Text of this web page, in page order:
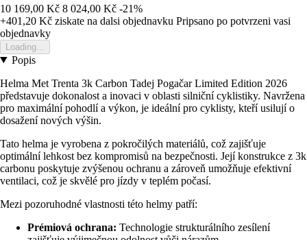
10 169,00 Kč 8 024,00 Kč -21%
+401,20 Kč ziskate na dalsi objednavku Pripsano po potvrzeni vasi
objednavky
Loading...
Popis
Helma Met Trenta 3k Carbon Tadej Pogačar Limited Edition 2026
představuje dokonalost a inovaci v oblasti silniční cyklistiky. Navržena
pro maximální pohodlí a výkon, je ideální pro cyklisty, kteří usilují o
dosažení nových výšin.
Tato helma je vyrobena z pokročilých materiálů, což zajišťuje
optimální lehkost bez kompromisů na bezpečnosti. Její konstrukce z 3k
carbonu poskytuje zvýšenou ochranu a zároveň umožňuje efektivní
ventilaci, což je skvělé pro jízdy v teplém počasí.
Mezi pozoruhodné vlastnosti této helmy patří:
Prémiová ochrana: Technologie strukturálního zesílení